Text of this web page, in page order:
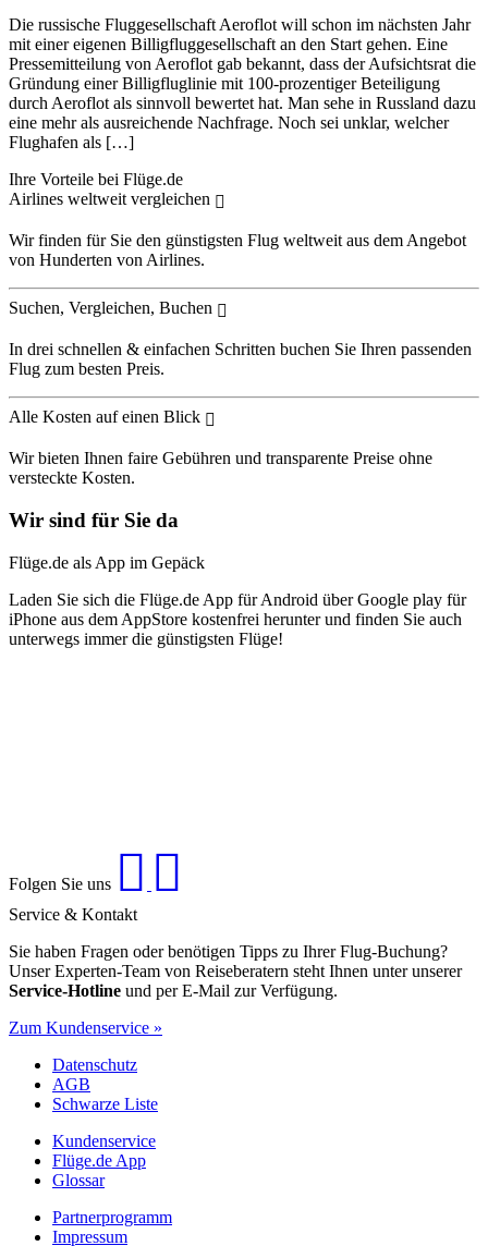
Die russische Fluggesellschaft Aeroflot will schon im nächsten Jahr
mit einer eigenen Billigfluggesellschaft an den Start gehen. Eine
Pressemitteilung von Aeroflot gab bekannt, dass der Aufsichtsrat die
Gründung einer Billigfluglinie mit 100-prozentiger Beteiligung
durch Aeroflot als sinnvoll bewertet hat. Man sehe in Russland dazu
eine mehr als ausreichende Nachfrage. Noch sei unklar, welcher
Flughafen als […]
Ihre Vorteile bei Flüge.de
Airlines weltweit vergleichen
Wir finden für Sie den günstigsten Flug weltweit aus dem Angebot
von Hunderten von Airlines.
Suchen, Vergleichen, Buchen
In drei schnellen & einfachen Schritten buchen Sie Ihren passenden
Flug zum besten Preis.
Alle Kosten auf einen Blick
Wir bieten Ihnen faire Gebühren und transparente Preise ohne
versteckte Kosten.
Wir sind für Sie da
Flüge.de als App im Gepäck
Laden Sie sich die Flüge.de App für Android über Google play für
iPhone aus dem AppStore kostenfrei herunter und finden Sie auch
unterwegs immer die günstigsten Flüge!
Folgen Sie uns
Service & Kontakt
Sie haben Fragen oder benötigen Tipps zu Ihrer Flug-Buchung?
Unser Experten-Team von Reiseberatern steht Ihnen unter unserer
Service-Hotline und per E-Mail zur Verfügung.
Zum Kundenservice »
Datenschutz
AGB
Schwarze Liste
Kundenservice
Flüge.de App
Glossar
Partnerprogramm
Impressum